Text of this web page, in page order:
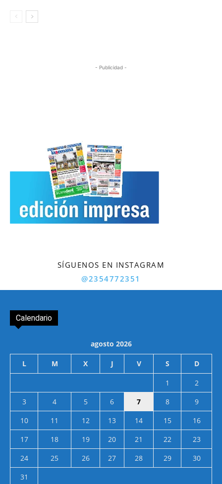
- Publicidad -
SÍGUENOS EN INSTAGRAM
@2354772351
Calendario
agosto 2026
L M X J V S D
1
2
3
4 5 6 7 8
9
10
11 12 13 14 15
16
17
18 19 20 21 22
23
24
25 26 27 28 29
30
31